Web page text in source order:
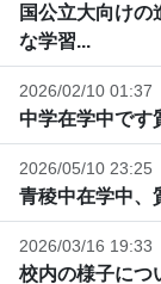
国公立大向け
な学習...
2026/02/10 01:37
中学在学中です
2026/05/10 23:25
青稜中在学中、
2026/03/16 19:33
校内の様子につ